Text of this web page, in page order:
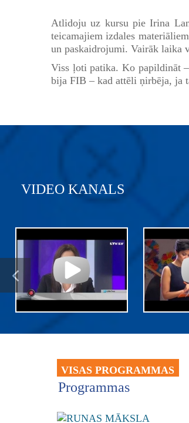
Atlidoju uz kursu pie Irina
teicamajiem izdales
un paskaidrojumi. Vairāk laika
Viss ļoti patika. Ko papildināt
bija FIB – kad attēli ņirbēja, ja
VIDEO KANALS
VISAS PROGRAMMAS
Programmas